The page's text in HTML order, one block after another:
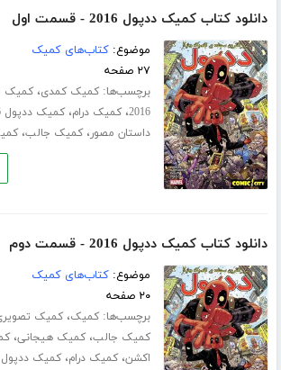
دانلود کتاب کمیک ددپول 2016 - قسمت اول
موضوع:کتاب‌های کمیک
۲۷ صفحه
برچسب‌ها:کمیک کمدی،کمیک
2016،کمیک درام،کمیک ددپول 2016
داستان مصور،کمیک جالب،
دانلود کتاب کمیک ددپول 2016 - قسمت دوم
موضوع:کتاب‌های کمیک
۲۰ صفحه
برچسب‌ها:کمیک،کمیک
کمیک جالب،کمیک هیجانی،
اکشن،کمیک درام،کمیک ددپول